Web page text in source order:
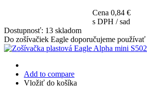
Cena 0,84 €
s DPH / sad
Dostupnosť: 13 skladom
Do zošívačiek Eagle doporučujeme
Add to compare
Vložiť do košíka